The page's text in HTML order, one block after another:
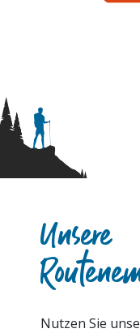
Unsere
Nutzen Sie